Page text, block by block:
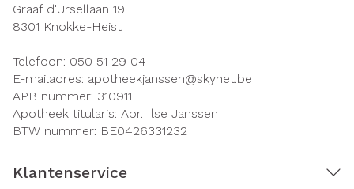
Graaf d'Ursellaan 19
8301 Knokke-Heist
Telefoon: 050 51 29 04
E-mailadres: apotheekjanssen@skynet.be
APB nummer: 310911
Apotheek titularis: Apr. Ilse Janssen
BTW nummer: BE0426331232
Klantenservice